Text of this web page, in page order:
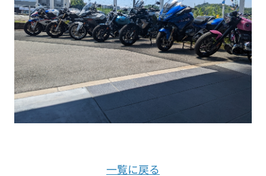
一覧に戻る